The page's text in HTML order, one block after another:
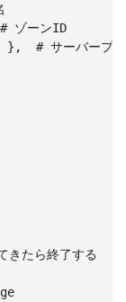
ゾーンID
# サーバープ
きたら終了する